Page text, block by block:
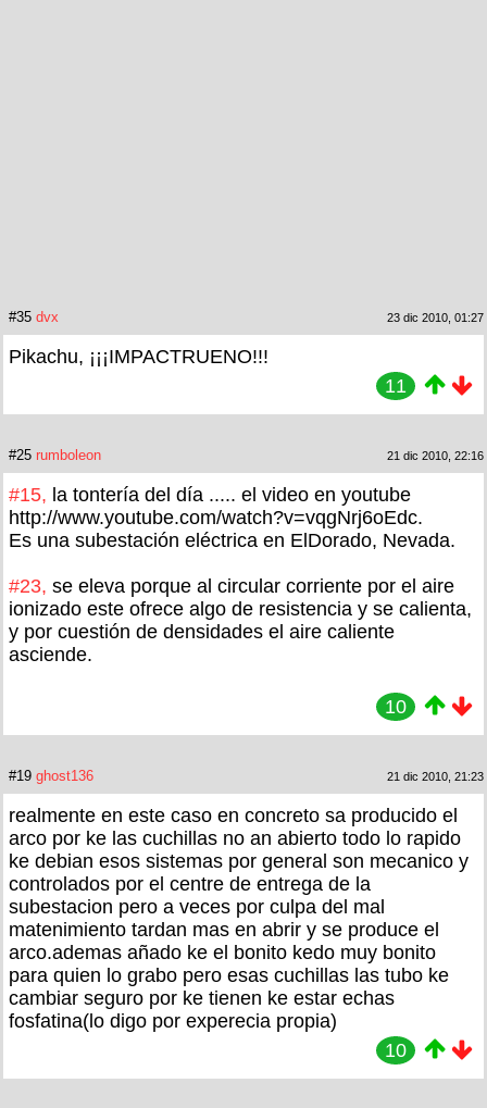
#35 dvx 23 dic 2010, 01:27
Pikachu, ¡¡¡IMPACTRUENO!!!
11
#25 rumboleon 21 dic 2010, 22:16
#15, la tontería del día ..... el video en youtube
http://www.youtube.com/watch?v=vqgNrj6oEdc.
Es una subestación eléctrica en ElDorado, Nevada.
#23, se eleva porque al circular corriente por el aire
ionizado este ofrece algo de resistencia y se calienta,
y por cuestión de densidades el aire caliente
asciende.
10
#19 ghost136 21 dic 2010, 21:23
realmente en este caso en concreto sa producido el
arco por ke las cuchillas no an abierto todo lo rapido
ke debian esos sistemas por general son mecanico y
controlados por el centre de entrega de la
subestacion pero a veces por culpa del mal
matenimiento tardan mas en abrir y se produce el
arco.ademas añado ke el bonito kedo muy bonito
para quien lo grabo pero esas cuchillas las tubo ke
cambiar seguro por ke tienen ke estar echas
fosfatina(lo digo por experecia propia)
10